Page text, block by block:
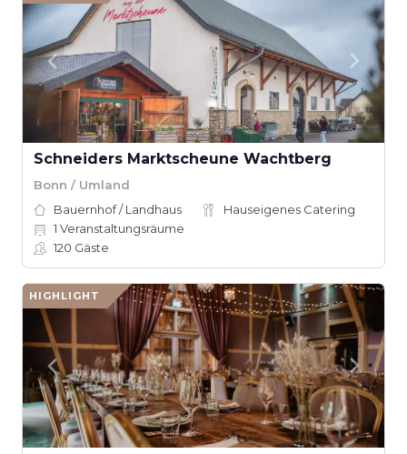
Schneiders Marktscheune Wachtberg
Bonn / Umland
Bauernhof / Landhaus
Hauseigenes Catering
1 Veranstaltungsräume
120 Gäste
HIGHLIGHT